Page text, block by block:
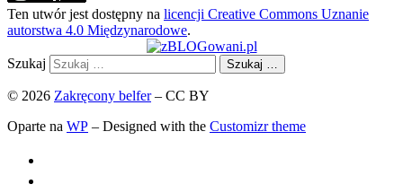
Ten utwór jest dostępny na licencji Creative Commons Uznanie
autorstwa 4.0 Międzynarodowe.
Szukaj Szukaj …
© 2026 Zakręcony belfer– CC BY
Oparte na WP – Designed with the Customizr theme